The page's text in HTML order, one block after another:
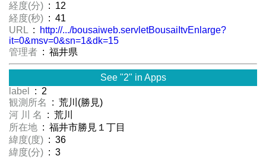
経度(分) : 12
経度(秒) : 41
URL :
http://.../bousaiweb.servletBousaiItvEnlarge?
it=0&msv=0&sn=1&dk=15
管理者 : 福井県
See "2" in Apps
label
: 2
観測所名
: 荒川(勝見)
河 川 名
: 荒川
所在地 : 福井市勝見１丁目
緯度(度) : 36
緯度(分) : 3